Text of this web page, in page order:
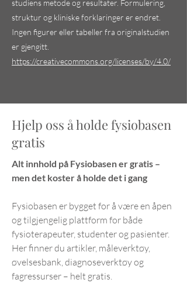
studiens metode og resultater. Formulering,
struktur og kliniske forklaringer er endret.
Ingen figurer eller tabeller fra originalstudien
er gjengitt.
https://creativecommons.org/licenses/by/4.0/
Hjelp oss å holde fysiobasen
gratis
Alt innhold på Fysiobasen er gratis –
men det koster å holde det i gang
Fysiobasen er bygget for å være en åpen
og tilgjengelig plattform for både
fysioterapeuter, studenter og pasienter.
Her finner du artikler, måleverktøy,
øvelsesbank, diagnoseverktøy og
fagressurser – helt gratis.